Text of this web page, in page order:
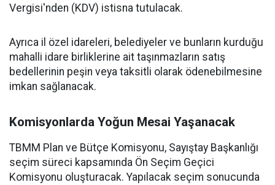
Vergisi'nden (KDV) istisna tutulacak.
Ayrıca il özel idareleri, belediyeler ve bunların kurduğu
mahalli idare birliklerine ait taşınmazların satış
bedellerinin peşin veya taksitli olarak ödenebilmesine
imkan sağlanacak.
Komisyonlarda Yoğun Mesai Yaşanacak
TBMM Plan ve Bütçe Komisyonu, Sayıştay Başkanlığı
seçim süreci kapsamında Ön Seçim Geçici
Komisyonu oluşturacak. Yapılacak seçim sonucunda